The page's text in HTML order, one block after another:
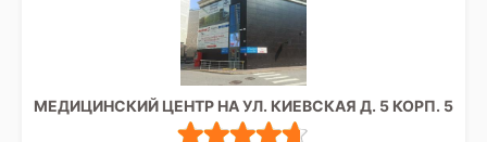
МЕДИЦИНСКИЙ ЦЕНТР НА УЛ. КИЕВСКАЯ Д. 5 КОРП. 5